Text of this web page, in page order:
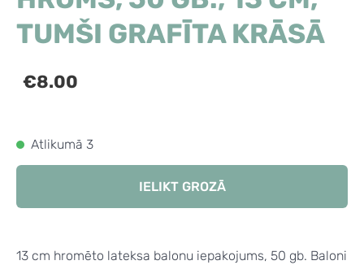
TUMŠI GRAFĪTA KRĀSĀ
€8.00
Atlikumā 3
IELIKT GROZĀ
13 cm hromēto lateksa balonu iepakojums, 50 gb. Baloni